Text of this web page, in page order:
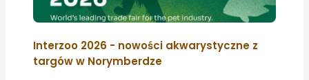
Interzoo 2026 - nowości akwarystyczne z
targów w Norymberdze